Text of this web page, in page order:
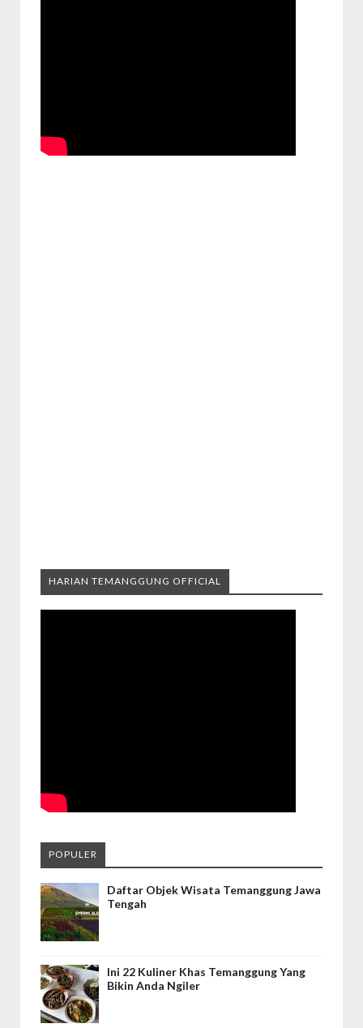
HARIAN TEMANGGUNG OFFICIAL
POPULER
Daftar Objek Wisata Temanggung Jawa
Tengah
Ini 22 Kuliner Khas Temanggung Yang
Bikin Anda Ngiler